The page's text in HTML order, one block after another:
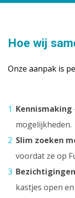
Hoe wij
Onze aanpak is
Kennismaking
mogelijkheden.
Slim zoeken
voordat ze op
Bezichtigingen
kastjes open